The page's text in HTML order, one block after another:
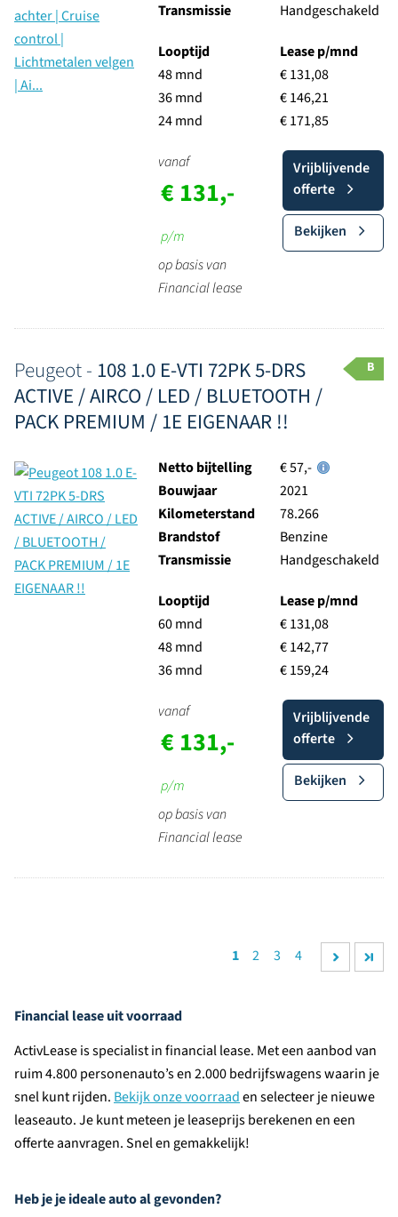
Transmissie
Handgeschakeld
Looptijd
48 mnd
36 mnd
24 mnd
Lease p/mnd
€ 131,08
€ 146,21
€ 171,85
vanaf
€ 131,-
p/m
op basis van
Financial lease
Vrijblijvende
offerte
Bekijken
Peugeot - 108 1.0 E-VTI 72PK 5-DRS
ACTIVE / AIRCO / LED / BLUETOOTH /
PACK PREMIUM / 1E EIGENAAR !!
B
Netto bijtelling
€ 57,-
Bouwjaar
2021
Kilometerstand
78.266
Brandstof
Benzine
Transmissie
Handgeschakeld
Looptijd
60 mnd
48 mnd
36 mnd
Lease p/mnd
€ 131,08
€ 142,77
€ 159,24
vanaf
€ 131,-
p/m
op basis van
Financial lease
Vrijblijvende
offerte
Bekijken
1 2 3 4
Financial lease uit voorraad
ActivLease is specialist in financial lease. Met een aanbod van
ruim 4.800 personenauto’s en 2.000 bedrijfswagens waarin je
snel kunt rijden. Bekijk onze voorraaden selecteer je nieuwe
leaseauto. Je kunt meteen je leaseprijs berekenen en een
offerte aanvragen. Snel en gemakkelijk!
Heb je je ideale auto al gevonden?